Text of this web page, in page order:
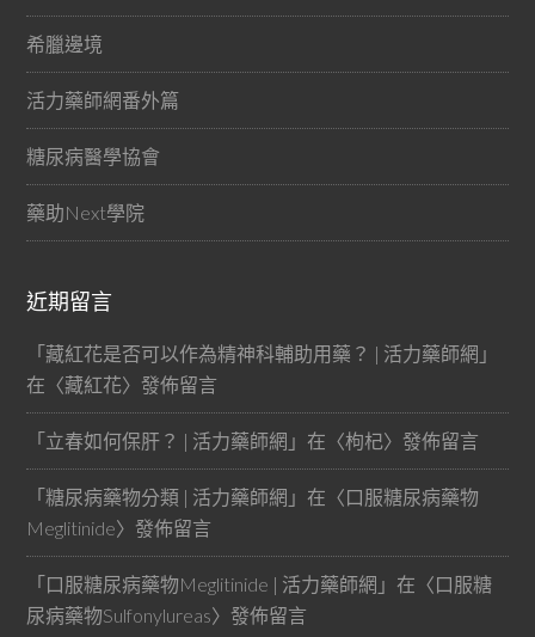
希臘邊境
活力藥師網番外篇
糖尿病醫學協會
藥助Next學院
近期留言
「藏紅花是否可以作為精神科輔助用藥？ | 活力藥師網 」
在〈藏紅花〉發佈留言
「立春如何保肝？ | 活力藥師網 」在〈枸杞〉發佈留言
「糖尿病藥物分類 | 活力藥師網 」在〈口服糖尿病藥物
Meglitinide〉發佈留言
「口服糖尿病藥物Meglitinide | 活力藥師網 」在〈口服糖
尿病藥物Sulfonylureas〉發佈留言